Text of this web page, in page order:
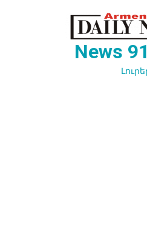
News